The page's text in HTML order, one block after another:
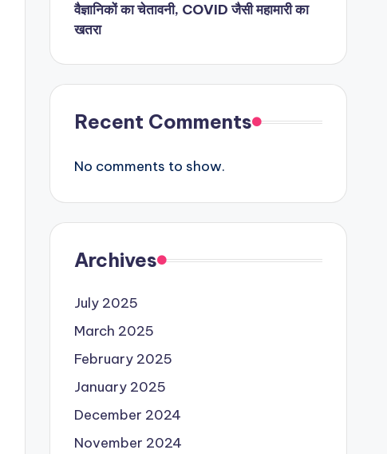
वैज्ञानिकों का चेतावनी, COVID जैसी महामारी का
खतरा
Recent Comments
No comments to show.
Archives
July 2025
March 2025
February 2025
January 2025
December 2024
November 2024